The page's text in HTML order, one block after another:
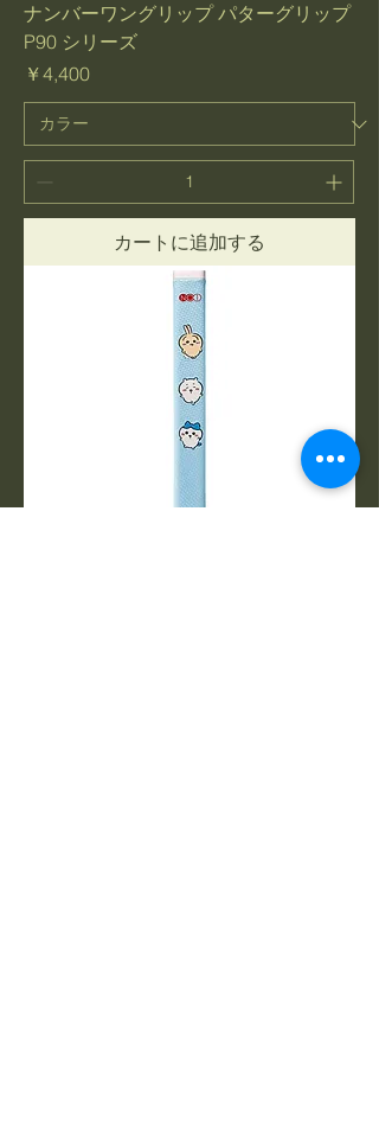
ナンバーワングリップ パターグリップ
P90 シリーズ
価格
￥4,400
カートに追加する